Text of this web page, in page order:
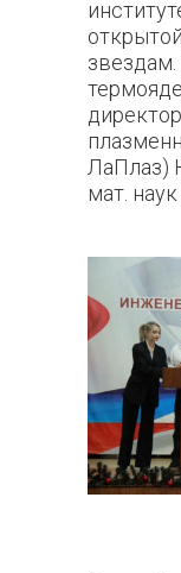
звездам.
ЛаПлаз)
мат.